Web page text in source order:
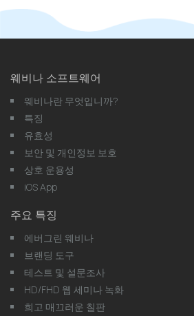
웨비나 소프트웨어
웨비나란 무엇입니까?
특징
유효성
보안 및 개인정보 보호
상호 운용성
iOS App
주요 특징
에버그린 웨비나
브랜딩 도구
테스트 및 설문조사
HD/FHD 웹 세미나 녹화
희고 매끄러운 칠판